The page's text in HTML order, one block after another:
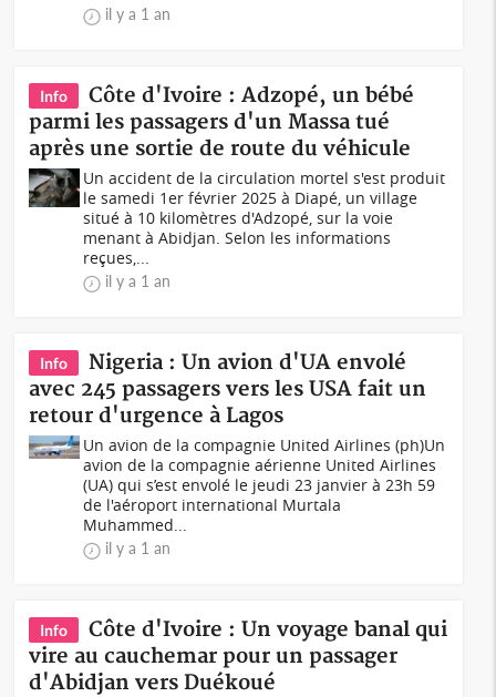
il y a 1 an
Info
Côte d'Ivoire : Adzopé, un bébé
parmi les passagers d'un Massa tué
après une sortie de route du véhicule
Un accident de la circulation mortel s'est produit
le samedi 1er février 2025 à Diapé, un village
situé à 10 kilomètres d'Adzopé, sur la voie
menant à Abidjan. Selon les informations
reçues,...
il y a 1 an
Info
Nigeria : Un avion d'UA envolé
avec 245 passagers vers les USA fait un
retour d'urgence à Lagos
Un avion de la compagnie United Airlines (ph)Un
avion de la compagnie aérienne United Airlines
(UA) qui s’est envolé le jeudi 23 janvier à 23h 59
de l'aéroport international Murtala
Muhammed...
il y a 1 an
Info
Côte d'Ivoire : Un voyage banal qui
vire au cauchemar pour un passager
d'Abidjan vers Duékoué